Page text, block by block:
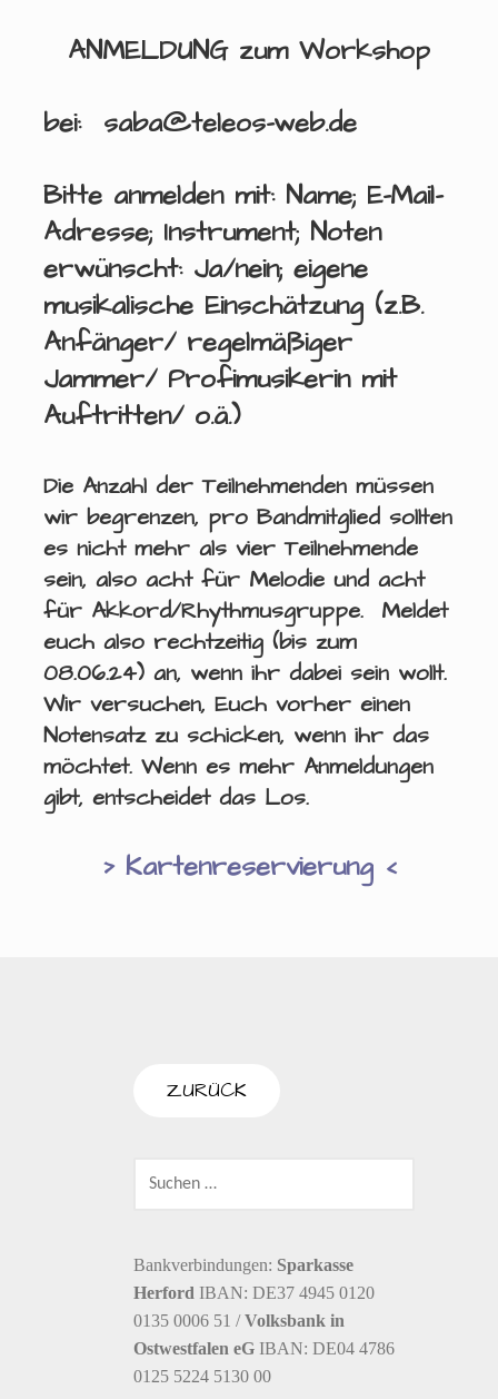
ANMELDUNG zum Workshop
bei: saba@teleos-web.de
Bitte anmelden mit: Name; E-Mail-
Adresse; Instrument; Noten
erwünscht: Ja/nein; eigene
musikalische Einschätzung (z.B.
Anfänger/ regelmäßiger
Jammer/ Profimusikerin mit
Auftritten/ o.ä.)
Die Anzahl der Teilnehmenden müssen
wir begrenzen, pro Bandmitglied sollten
es nicht mehr als vier Teilnehmende
sein, also acht für Melodie und acht
für Akkord/Rhythmusgruppe. Meldet
euch also rechtzeitig (bis zum
08.06.24) an, wenn ihr dabei sein wollt.
Wir versuchen, Euch vorher einen
Notensatz zu schicken, wenn ihr das
möchtet. Wenn es mehr Anmeldungen
gibt, entscheidet das Los.
> Kartenreservierung <
NACH:
Bankverbindungen: Sparkasse
HerfordIBAN: DE37 4945 0120
0135 0006 51 /Volksbank in
Ostwestfalen eGIBAN: DE04 4786
0125 5224 5130 00